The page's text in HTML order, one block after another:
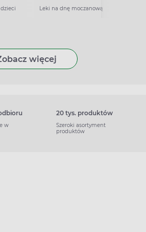
Leki na dnę moczanową
więcej
w
20 tys. produktów
Szeroki asortyment
produktów